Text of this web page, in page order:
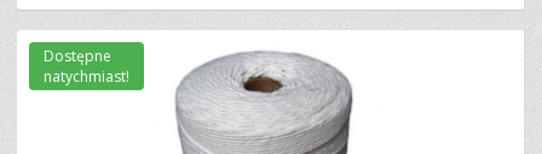
Dostępne
natychmiast!